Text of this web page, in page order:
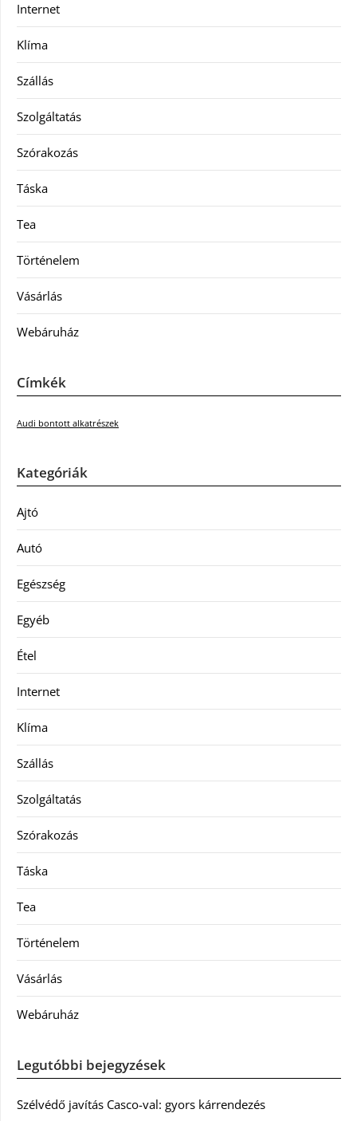
Internet
Klíma
Szállás
Szolgáltatás
Szórakozás
Táska
Tea
Történelem
Vásárlás
Webáruház
Címkék
Audi bontott alkatrészek
Kategóriák
Ajtó
Autó
Egészség
Egyéb
Étel
Internet
Klíma
Szállás
Szolgáltatás
Szórakozás
Táska
Tea
Történelem
Vásárlás
Webáruház
Legutóbbi bejegyzések
Szélvédő javítás Casco-val: gyors kárrendezés